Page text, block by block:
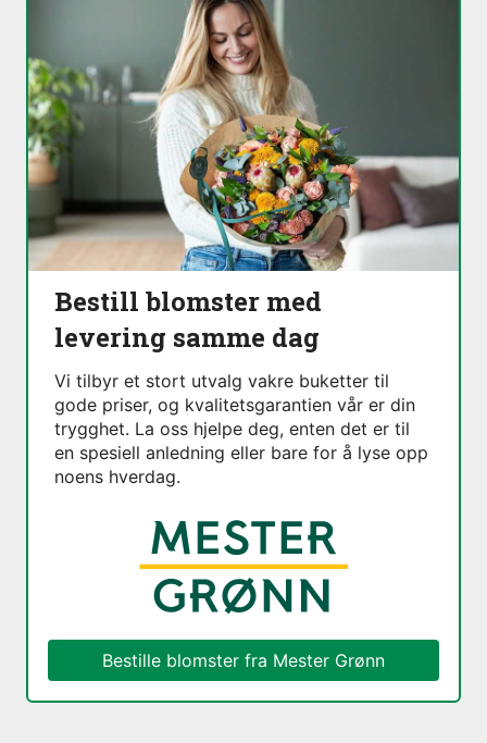
Bestill blomster med
levering samme dag
Vi tilbyr et stort utvalg vakre buketter til
gode priser, og kvalitetsgarantien vår er din
trygghet. La oss hjelpe deg, enten det er til
en spesiell anledning eller bare for å lyse opp
noens hverdag.
Bestille blomster fra Mester Grønn